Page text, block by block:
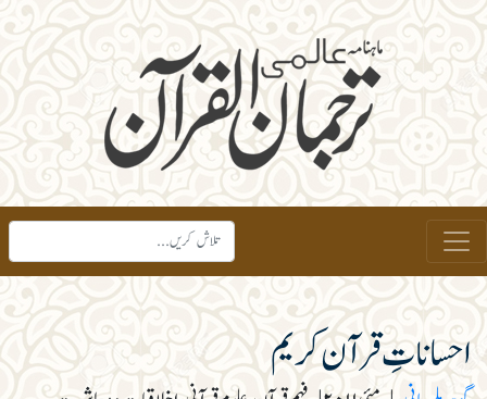
احساناتِ قرآن کریم